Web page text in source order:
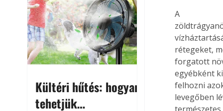
hanem az autó állapotára és a
benne hagyott tárgyakra is
káros hatással lehet. Néhány
egyszerű óvintézkedéssel
azonban jelentősen
csökkenthetjük a hőség káros
Kültéri hűtés: hogyan
tehetjük
A
rétegeket,
forgatott
egyébként
felhozni
levegőben